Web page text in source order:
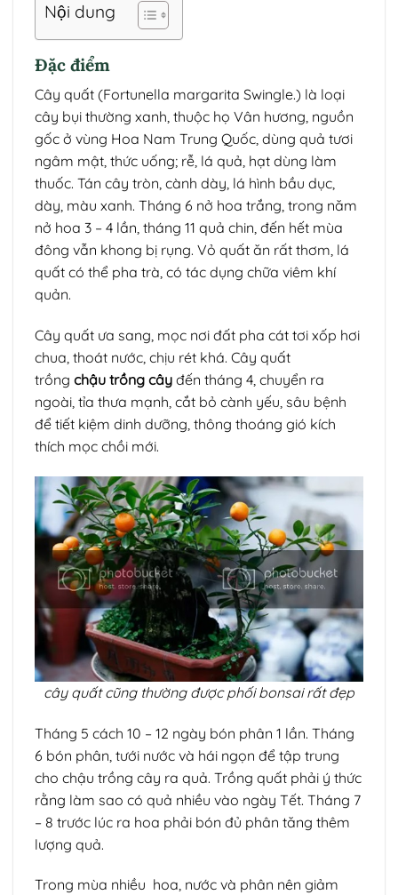
Nội dung
Đặc điểm
Cây quất (Fortunella margarita Swingle.) là loại
cây bụi thường xanh, thuộc họ Vân hương, nguồn
gốc ở vùng Hoa Nam Trung Quốc, dùng quả tươi
ngâm mật, thức uống; rễ, lá quả, hạt dùng làm
thuốc. Tán cây tròn, cành dày, lá hình bầu dục,
dày, màu xanh. Tháng 6 nở hoa trắng, trong năm
nở hoa 3 – 4 lần, tháng 11 quả chin, đến hết mùa
đông vẫn khong bị rụng. Vỏ quất ăn rất thơm, lá
quất có thể pha trà, có tác dụng chữa viêm khí
quản.
Cây quất ưa sang, mọc nơi đất pha cát tơi xốp hơi
chua, thoát nước, chịu rét khá. Cây quất
trồng chậu trồng cây đến tháng 4, chuyển ra
ngoài, tỉa thưa mạnh, cắt bỏ cành yếu, sâu bệnh
để tiết kiệm dinh dưỡng, thông thoáng gió kích
thích mọc chồi mới.
cây quất cũng thường được phối bonsai rất đẹp
Tháng 5 cách 10 – 12 ngày bón phân 1 lần. Tháng
6 bón phân, tưới nước và hái ngọn để tập trung
cho chậu trồng cây ra quả. Trồng quất phải ý thức
rằng làm sao có quả nhiều vào ngày Tết. Tháng 7
– 8 trước lúc ra hoa phải bón đủ phân tăng thêm
lượng quả.
Trong mùa nhiều hoa, nước và phân nên giảm